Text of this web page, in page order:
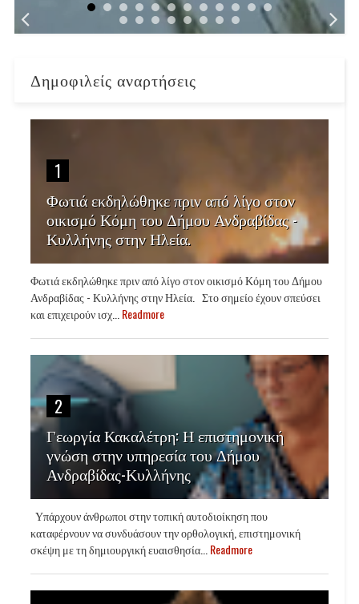
Δημοφιλείς αναρτήσεις
1
Φωτιά εκδηλώθηκε πριν από λίγο στον
οικισμό Κόμη του Δήμου Ανδραβίδας -
Κυλλήνης στην Ηλεία.
Φωτιά εκδηλώθηκε πριν από λίγο στον οικισμό Κόμη του Δήμου
Ανδραβίδας - Κυλλήνης στην Ηλεία. Στο σημείο έχουν σπεύσει
και επιχειρούν ισχ... Readmore
2
Γεωργία Κακαλέτρη: Η επιστημονική
γνώση στην υπηρεσία του Δήμου
Ανδραβίδας-Κυλλήνης
Υπάρχουν άνθρωποι στην τοπική αυτοδιοίκηση που
καταφέρνουν να συνδυάσουν την ορθολογική, επιστημονική
σκέψη με τη δημιουργική ευαισθησία... Readmore